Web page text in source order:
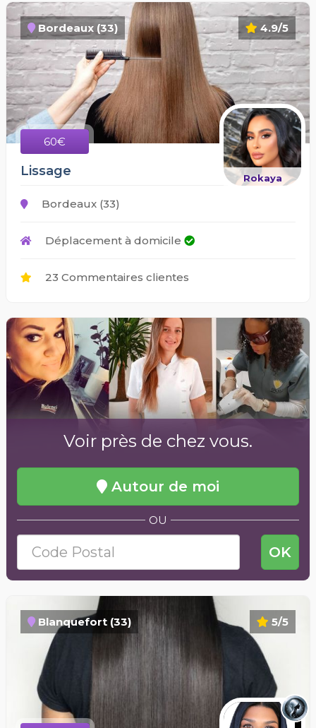
4.9/5
Bordeaux (33)
60€
Rokaya
Lissage
Bordeaux (33)
Déplacement à domicile
23 Commentaires clientes
Voir près de chez vous.
Autour de moi
OU
OK
5/5
Blanquefort (33)